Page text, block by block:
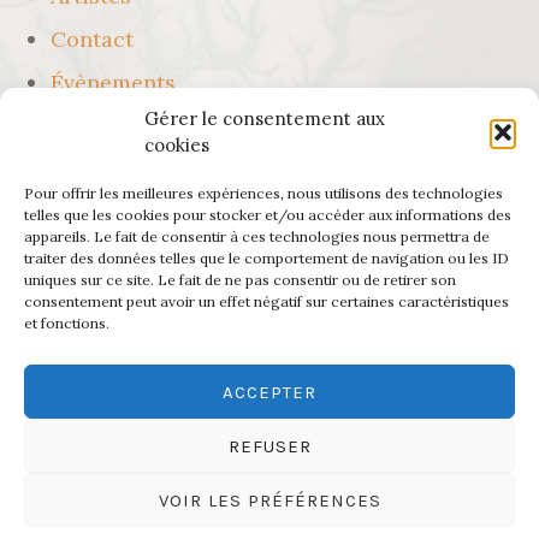
Gérer le consentement aux
cookies
Pour offrir les meilleures expériences, nous utilisons des technologies
telles que les cookies pour stocker et/ou accéder aux informations des
appareils. Le fait de consentir à ces technologies nous permettra de
traiter des données telles que le comportement de navigation ou les ID
uniques sur ce site. Le fait de ne pas consentir ou de retirer son
consentement peut avoir un effet négatif sur certaines caractéristiques
et fonctions.
ACCEPTER
REFUSER
VOIR LES PRÉFÉRENCES
Contact
Évènements
Le salon en image
Où nous trouver ?
Plan du site
Politique de confidentialité
Mentions légales Plan du site Politique de confidentialité